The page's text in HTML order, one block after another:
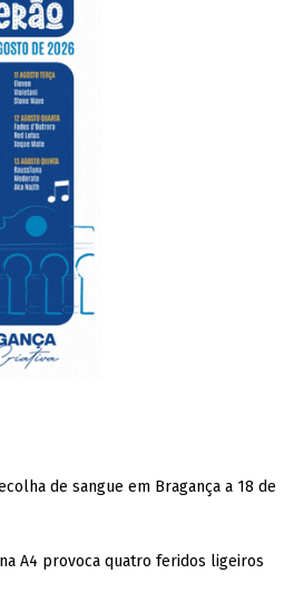
de sangue em Bragança a 18 de
A4 provoca quatro feridos ligeiros